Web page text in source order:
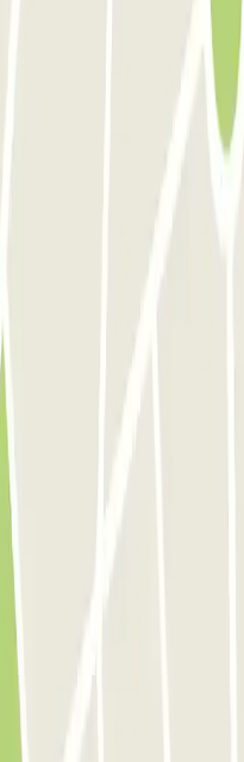
Carmona Bernabéu
los Mostenses
de Portugal EMT
interessarti vicino a
- Adolfo Suárez (MAD)